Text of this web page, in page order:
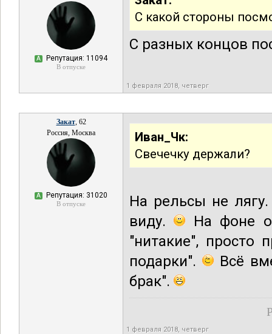
А Репутация: 11094
В отпуске
С какой стороны
С разных концов
1 февраля 2018, четверг
Закат, 62
Россия, Москва
А Репутация: 31020
В отпуске
Иван_Чк:
Свечечку держали?
На рельсы не
виду.
На фоне
"нитакие", просто
подарки".
Всё
брак".
1 февраля 2018, четверг